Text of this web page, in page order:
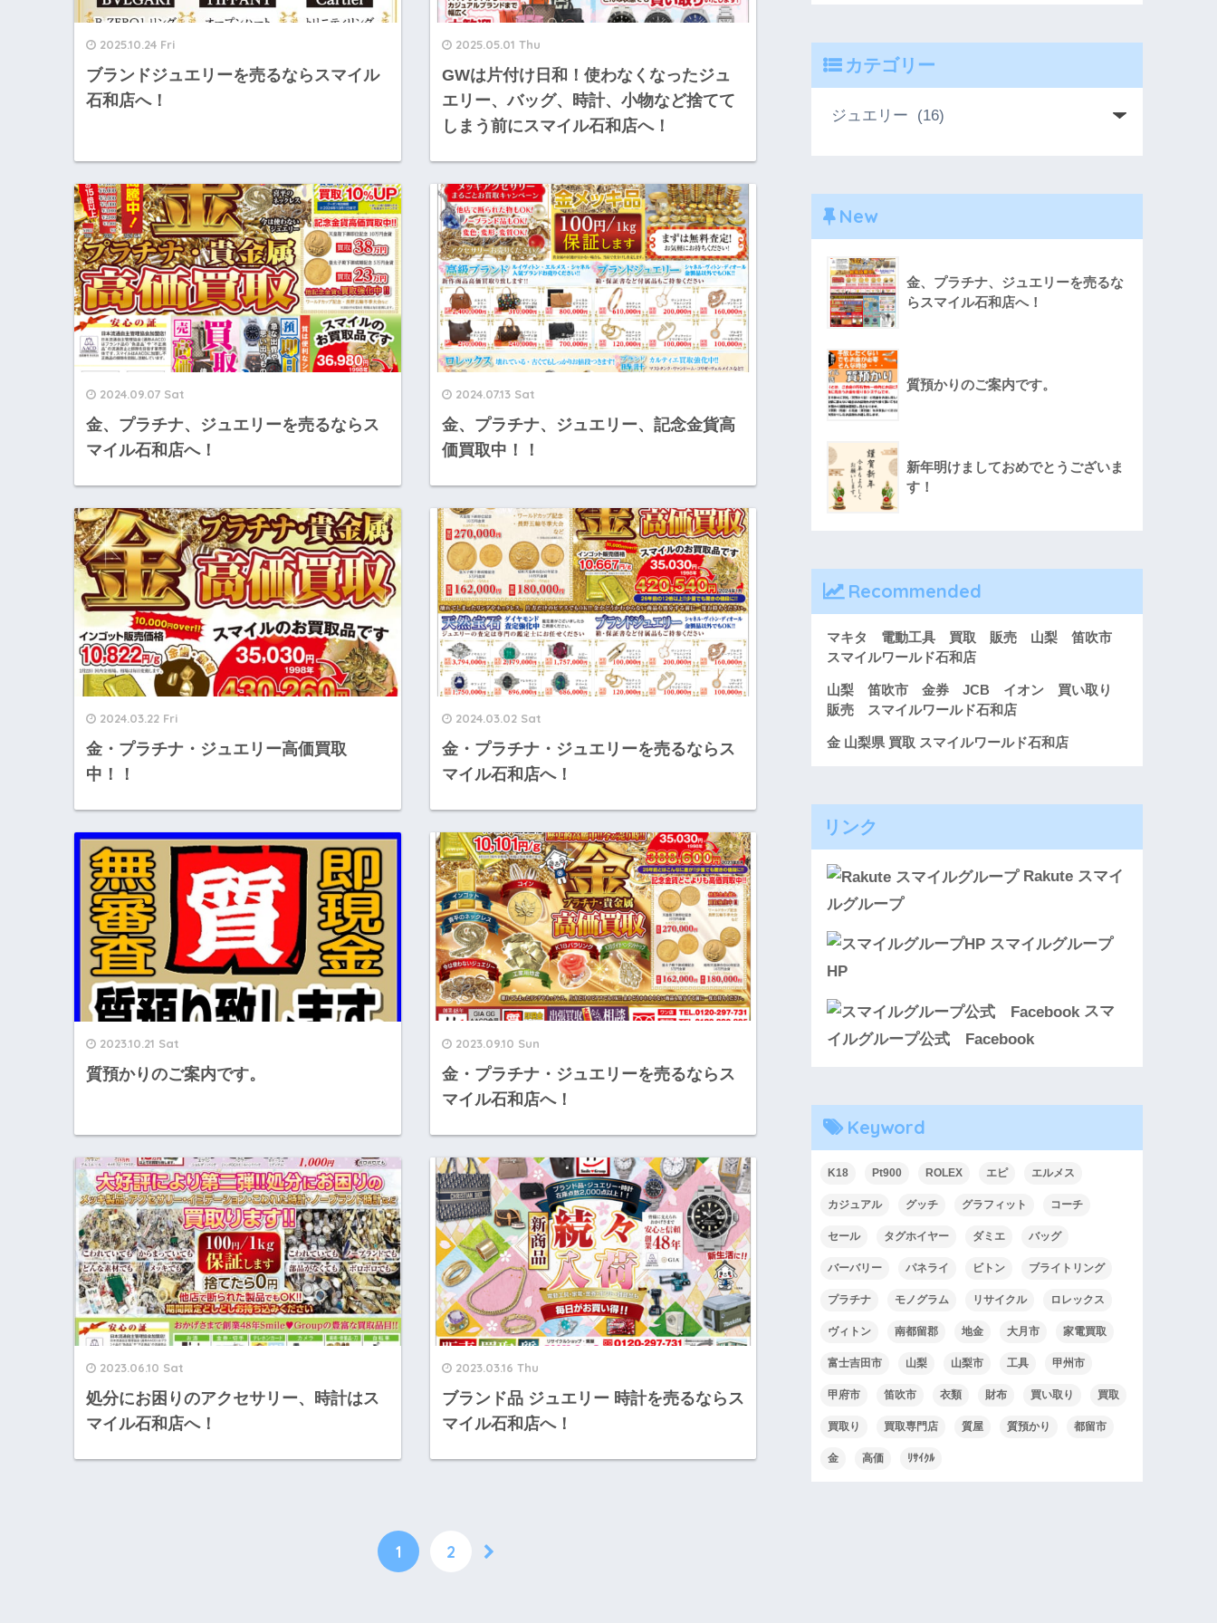
2025.10.24 Fri
ブランドジュエリーを売るならスマイル
石和店へ！
2025.05.01 Thu
GWは片付け日和！使わなくなったジュ
エリー、バッグ、時計、小物など捨てて
しまう前にスマイル石和店へ！
2024.09.07 Sat
金、プラチナ、ジュエリーを売るならス
マイル石和店へ！
2024.07.13 Sat
金、プラチナ、ジュエリー、記念金貨高
価買取中！！
2024.03.22 Fri
金・プラチナ・ジュエリー高価買取
中！！
2024.03.02 Sat
金・プラチナ・ジュエリーを売るならス
マイル石和店へ！
2023.10.21 Sat
質預かりのご案内です。
2023.09.10 Sun
金・プラチナ・ジュエリーを売るならス
マイル石和店へ！
2023.06.10 Sat
処分にお困りのアクセサリー、時計はス
マイル石和店へ！
2023.03.16 Thu
ブランド品 ジュエリー 時計を売るならス
マイル石和店へ！
1 2
カテゴリー
New
金、プラチナ、ジュエリーを売るな
らスマイル石和店へ！
質預かりのご案内です。
新年明けましておめでとうございま
す！
Recommended
マキタ 電動工具 買取 販売 山梨 笛吹市
スマイルワールド石和店
山梨 笛吹市 金券 JCB イオン 買い取り
販売 スマイルワールド石和店
金 山梨県 買取 スマイルワールド石和店
リンク
Rakute スマイ
ルグループ
スマイルグループ
HP
スマ
イルグループ公式 Facebook
Keyword
K18 Pt900 ROLEX エピ エルメス
カジュアル グッチ グラフィット コーチ
セール タグホイヤー ダミエ バッグ
バーバリー パネライ ビトン ブライトリング
プラチナ モノグラム リサイクル ロレックス
ヴィトン 南都留郡 地金 大月市 家電買取
富士吉田市 山梨 山梨市 工具 甲州市
甲府市 笛吹市 衣類 財布 買い取り 買取
買取り 買取専門店 質屋 質預かり 都留市
金 高価 ﾘｻｲｸﾙ